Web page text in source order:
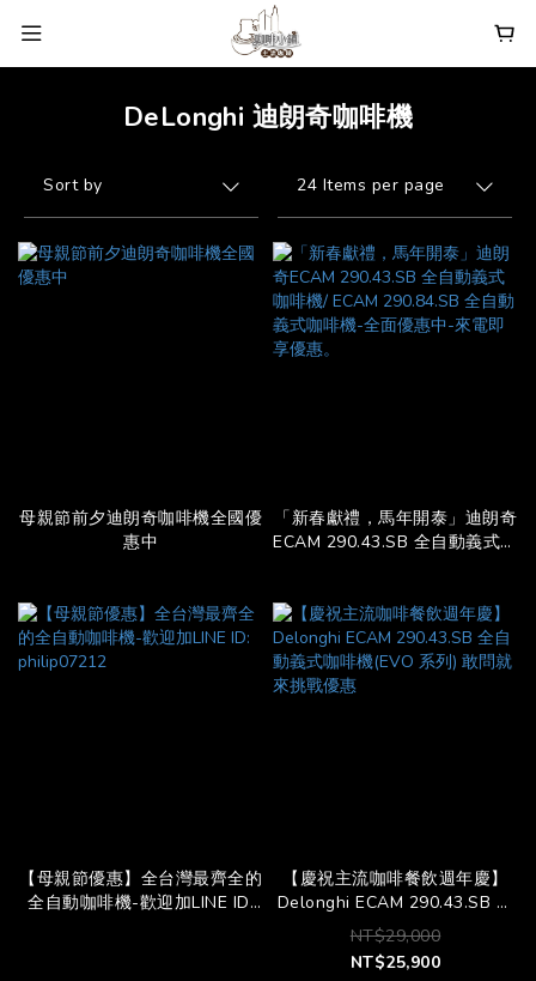
DeLonghi 迪朗奇咖啡機
Sort by 24 Items per page
母親節前夕迪朗奇咖啡機全國優
惠中
「新春獻禮，馬年開泰」迪朗奇
ECAM 290.43.SB 全自動義式咖
享優惠。
【母親節優惠】全台灣最齊全的
全自動咖啡機-歡迎加LINE ID:
【慶祝主流咖啡餐飲週年慶】
Delonghi ECAM 290.43.SB 全
自動義式咖啡機(EVO 系列) 敢
問就來挑戰優惠
NT$29,000
NT$25,900